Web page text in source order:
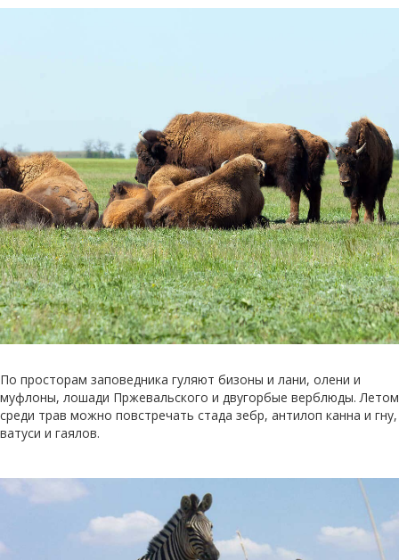
По просторам заповедника гуляют бизоны и лани, олени и
муфлоны, лошади Пржевальского и двугорбые верблюды. Летом
среди трав можно повстречать стада зебр, антилоп канна и гну,
ватуси и гаялов.